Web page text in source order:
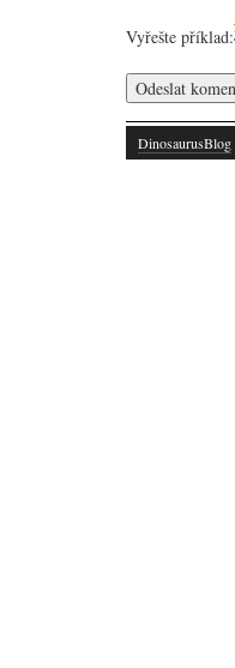
Vyřešte příklad:
DinosaurusBlog